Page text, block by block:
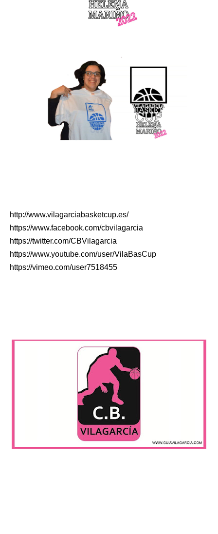
http://www.vilagarciabasketcup.es/
https://www.facebook.com/cbvilagarcia
https://twitter.com/CBVilagarcia
https://www.youtube.com/user/VilaBasCup
https://vimeo.com/user7518455